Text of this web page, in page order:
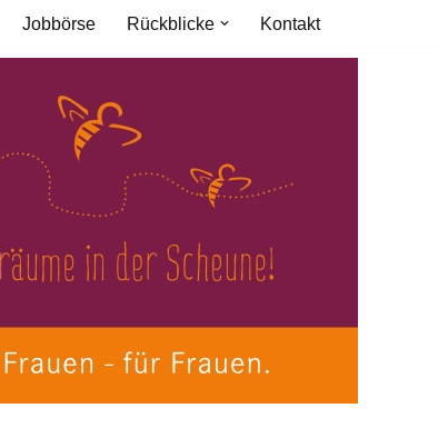
Jobbörse Rückblicke Kontakt